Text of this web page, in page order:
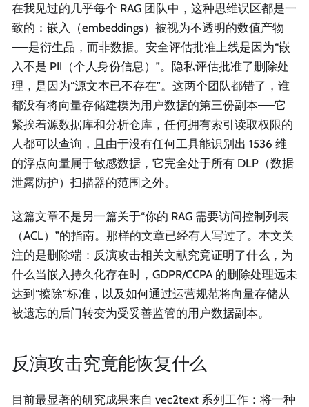
在我见过的几乎每个 RAG 团队中，这种思维误区都是一
致的：嵌入（embeddings）被视为不透明的数值产物
——是衍生品，而非数据。安全评估批准上线是因为“嵌
入不是 PII（个人身份信息）”。隐私评估批准了删除处
理，是因为“源文本已不存在”。这两个团队都错了，谁
都没有将向量存储建模为用户数据的第三份副本——它
紧挨着源数据库和分析仓库，任何拥有索引读取权限的
人都可以查询，且由于没有任何工具能识别出 1536 维
的浮点向量属于敏感数据，它完全处于所有 DLP（数据
泄露防护）扫描器的范围之外。
这篇文章不是另一篇关于“你的 RAG 需要访问控制列表
（ACL）”的指南。那样的文章已经有人写过了。本文关
注的是删除端：反演攻击相关文献究竟证明了什么，为
什么当嵌入持久化存在时，GDPR/CCPA 的删除处理远未
达到“擦除”标准，以及如何通过运营规范将向量存储从
被遗忘的后门转变为受妥善监管的用户数据副本。
反演攻击究竟能恢复什么
目前最显著的研究成果来自 vec2text 系列工作：将一种